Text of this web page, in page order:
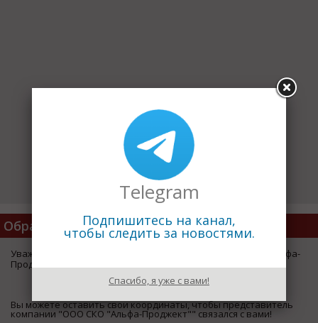
Обратная Связь
Уважаемый посетитель страницы компании "ООО СКО "Альфа-
Проджект"",
ЗДЕСЬ
Вы можете оставить свои координаты, чтобы представитель
компании "ООО СКО "Альфа-Проджект"" связался с вами!
Telegram
Подпишитесь на канал,
чтобы следить за новостями.
Спасибо, я уже с вами!